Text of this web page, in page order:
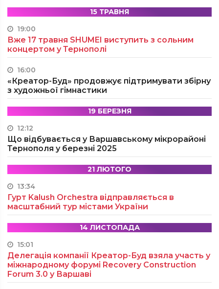
15 ТРАВНЯ
19:00
Вже 17 травня SHUMEI виступить з сольним
концертом у Тернополі
16:00
«Креатор-Буд» продовжує підтримувати збірну
з художньої гімнастики
19 БЕРЕЗНЯ
12:12
Що відбувається у Варшавському мікрорайоні
Тернополя у березні 2025
21 ЛЮТОГО
13:34
Гурт Kalush Orchestra відправляється в
масштабний тур містами України
14 ЛИСТОПАДА
15:01
Делегація компанії Креатор-Буд взяла участь у
міжнародному форумі Recovery Construction
Forum 3.0 у Варшаві